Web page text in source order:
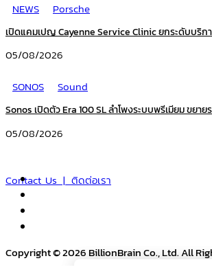
NEWS
Porsche
เปิดแคมเปญ Cayenne Service Clinic ยกระดับบริก
05/08/2026
SONOS
Sound
Sonos เปิดตัว Era 100 SL ลำโพงระบบพรีเมียม ขยา
05/08/2026
Contact Us | ติดต่อเรา
Copyright © 2026 BillionBrain Co., Ltd. All